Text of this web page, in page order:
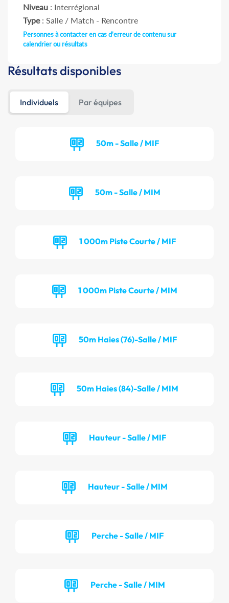
Niveau : Interrégional
Type: Salle / Match - Rencontre
Personnes à contacter en cas d'erreur de contenu sur
calendrier ou résultats
Résultats disponibles
Individuels Par équipes
50m - Salle / MIF
50m - Salle / MIM
1 000m Piste Courte / MIF
1 000m Piste Courte / MIM
50m Haies (76)-Salle / MIF
50m Haies (84)-Salle / MIM
Hauteur - Salle / MIF
Hauteur - Salle / MIM
Perche - Salle / MIF
Perche - Salle / MIM